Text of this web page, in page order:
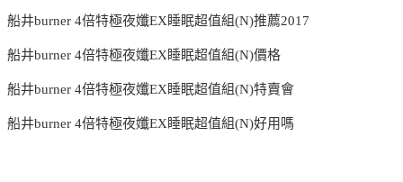
船井burner 4倍特極夜孅EX睡眠超值組(N)推薦2017
船井burner 4倍特極夜孅EX睡眠超值組(N)價格
船井burner 4倍特極夜孅EX睡眠超值組(N)特賣會
船井burner 4倍特極夜孅EX睡眠超值組(N)好用嗎